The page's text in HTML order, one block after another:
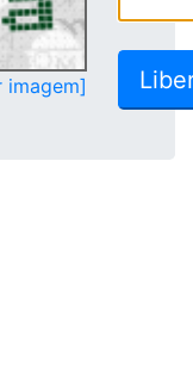
imagem]